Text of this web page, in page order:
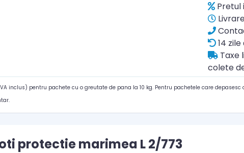
Pretul
14
Taxe
colete
inclus) pentru pachete cu o greutate de pana la 10 kg. Pentru pachetele care
protectie marimea L 2/773